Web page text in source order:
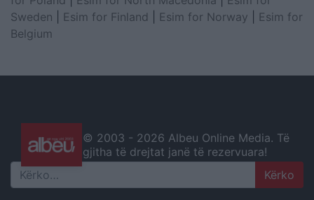
Sweden
Esim for Finland Esim for Norway
Esim for
Belgium
© 2003 - 2026 Albeu Online Media. Të
gjitha të drejtat janë të rezervuara!
Search